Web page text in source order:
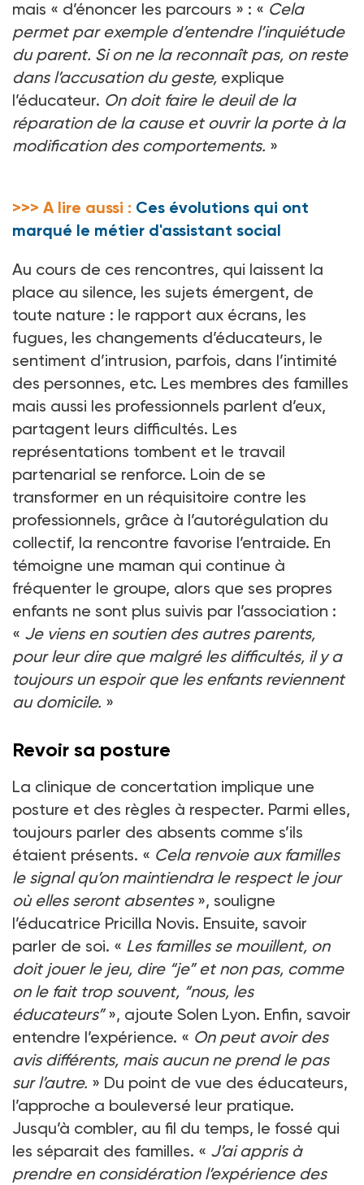
mais « d’énoncer les parcours » : « Cela
permet par exemple d’entendre l’inquiétude
du parent. Si on ne la reconnaît pas, on reste
dans l’accusation du geste, explique
l’éducateur. On doit faire le deuil de la
réparation de la cause et ouvrir la porte à la
modification des comportements. »
>>> A lire aussi : Ces évolutions qui ont
marqué le métier d'assistant social
Au cours de ces rencontres, qui laissent la
place au silence, les sujets émergent, de
toute nature : le rapport aux écrans, les
fugues, les changements d’éducateurs, le
sentiment d’intrusion, parfois, dans l’intimité
des personnes, etc. Les membres des familles
mais aussi les professionnels parlent d’eux,
partagent leurs difficultés. Les
représentations tombent et le travail
partenarial se renforce. Loin de se
transformer en un réquisitoire contre les
professionnels, grâce à l’autorégulation du
collectif, la rencontre favorise l’entraide. En
témoigne une maman qui continue à
fréquenter le groupe, alors que ses propres
enfants ne sont plus suivis par l’association :
« Je viens en soutien des autres parents,
pour leur dire que malgré les difficultés, il y a
toujours un espoir que les enfants reviennent
au domicile. »
Revoir sa posture
La clinique de concertation implique une
posture et des règles à respecter. Parmi elles,
toujours parler des absents comme s’ils
étaient présents. « Cela renvoie aux familles
le signal qu’on maintiendra le respect le jour
où elles seront absentes», souligne
l’éducatrice Pricilla Novis. Ensuite, savoir
parler de soi. « Les familles se mouillent, on
doit jouer le jeu, dire “je” et non pas, comme
on le fait trop souvent, “nous, les
éducateurs”», ajoute Solen Lyon. Enfin, savoir
entendre l’expérience. « On peut avoir des
avis différents, mais aucun ne prend le pas
sur l’autre. » Du point de vue des éducateurs,
l’approche a bouleversé leur pratique.
Jusqu’à combler, au fil du temps, le fossé qui
les séparait des familles. « J’ai appris à
prendre en considération l’expérience des